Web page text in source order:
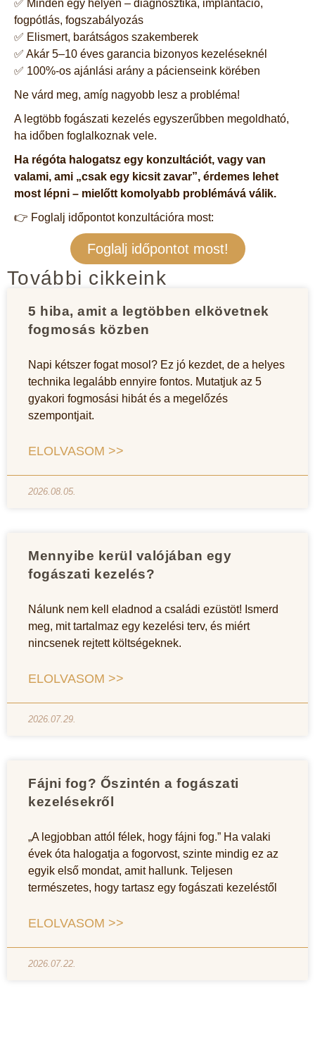
✅ Minden egy helyen – diagnosztika, implantáció,
fogpótlás, fogszabályozás
✅ Elismert, barátságos szakemberek
✅ Akár 5–10 éves garancia bizonyos kezeléseknél
✅ 100%-os ajánlási arány a pácienseink körében
Ne várd meg, amíg nagyobb lesz a probléma!
A legtöbb fogászati kezelés egyszerűbben megoldható,
ha időben foglalkoznak vele.
Ha régóta halogatsz egy konzultációt, vagy van
valami, ami „csak egy kicsit zavar”, érdemes lehet
most lépni – mielőtt komolyabb problémává válik.
👉 Foglalj időpontot konzultációra most:
Foglalj időpontot most!
További cikkeink
5 hiba, amit a legtöbben elkövetnek
fogmosás közben
Napi kétszer fogat mosol? Ez jó kezdet, de a helyes
technika legalább ennyire fontos. Mutatjuk az 5
gyakori fogmosási hibát és a megelőzés
szempontjait.
ELOLVASOM >>
2026.08.05.
Mennyibe kerül valójában egy
fogászati kezelés?
Nálunk nem kell eladnod a családi ezüstöt! Ismerd
meg, mit tartalmaz egy kezelési terv, és miért
nincsenek rejtett költségeknek.
ELOLVASOM >>
2026.07.29.
Fájni fog? Őszintén a fogászati
kezelésekről
„A legjobban attól félek, hogy fájni fog.” Ha valaki
évek óta halogatja a fogorvost, szinte mindig ez az
egyik első mondat, amit hallunk. Teljesen
természetes, hogy tartasz egy fogászati kezeléstől
ELOLVASOM >>
2026.07.22.